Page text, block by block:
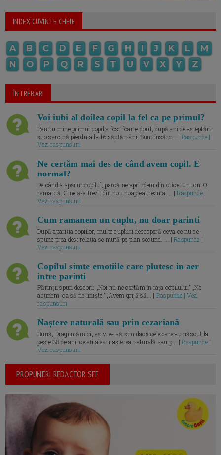
INDEX CUVINTE CHEIE
A B C D E F G H I J K L
M
N
O P Q R S T U V X Y Z
ÎNTREBARI
Voi iubi al doilea copil la fel ca pe primul?
Pentru mine primul copil a fost foarte dorit, după ani de așteptări
și o sarcină pierduta la 16 săptămâni. Sunt însărc... | Raspunde |
Vezi raspunsuri
Ne certăm mai des de când avem copil. E
normal?
De când a apărut copilul, parcă ne aprindem din orice. Un ton. O
remarcă. Cine s-a trezit din nou noaptea trecuta.... |Raspunde |
Vezi raspunsuri
Cum ramanem un cuplu, nu doar parinti
După apariția copiilor, multe cupluri descoperă ceva ce nu se
spune prea des: relația se mută pe plan secund. ... |Raspunde |
Vezi raspunsuri
Copilul simte emotiile care plutesc in aer
intre parinti
Părinții spun deseori: „Noi nu ne certăm în fața copilului.” „Ne
abținem, ca să fie liniște.” „Avem grijă să... | Raspunde | Vezi
raspunsuri
Naștere naturală sau prin cezariană
Bună, Dragi mămici, aș vrea să știu dacă cele care au născut la
peste 38 de ani, ce ați ales: nașterea naturală sau p... |Raspunde |
Vezi raspunsuri
PROPUNERI REDACTOR SEF